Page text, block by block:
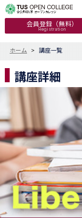
会員登録（無料）
Registration
ホーム 講座一覧
講座詳細